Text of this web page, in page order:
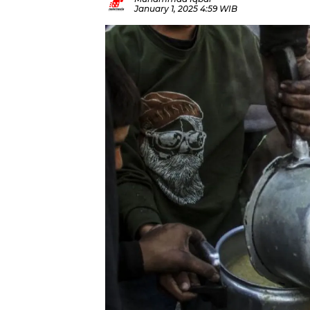
January 1, 2025 4:59 WIB